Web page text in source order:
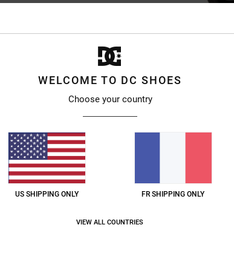
WELCOME TO DC SHOES
Choose your country
US SHIPPING ONLY FR SHIPPING ONLY
VIEW ALL COUNTRIES